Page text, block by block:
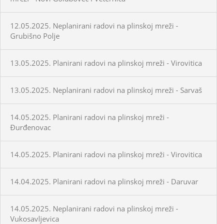
12.05.2025. Neplanirani radovi na plinskoj mreži -
Grubišno Polje
13.05.2025. Planirani radovi na plinskoj mreži - Virovitica
13.05.2025. Neplanirani radovi na plinskoj mreži - Sarvaš
14.05.2025. Planirani radovi na plinskoj mreži -
Đurđenovac
14.05.2025. Planirani radovi na plinskoj mreži - Virovitica
14.04.2025. Planirani radovi na plinskoj mreži - Daruvar
14.05.2025. Neplanirani radovi na plinskoj mreži -
Vukosavljevica